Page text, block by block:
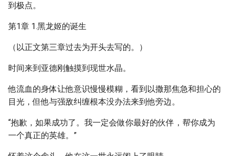
到极点。
第1章 1.黑龙姬的诞生
（以正文第三章过去为开头去写的。）
时间来到亚德刚触摸到现世水晶。
他流血的身体让他意识慢慢模糊，看到以撒那焦急和担心的
目光，但他与强敌纠缠根本没办法来到他旁边。
“抱歉，如果成功了。我一定会做你最好的伙伴，帮你成为
一个真正的英雄。”